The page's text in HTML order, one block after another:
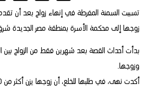
تسببت السمنة المفرطة في إنهاء زواج بعد أن
زوجها إلى محكمة الأسرة بمنطقة مصر الجديدة
بدأت أحداث القصة بعد شهرين فقط من الزواج بين
وزوجها.